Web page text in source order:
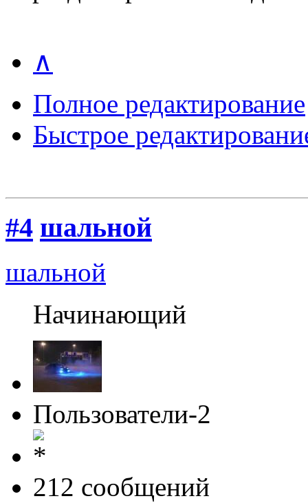
∧
Полное редактирование
Быстрое
#4 шальной
шальной
Начинающий
Пользователи-2
212 cообщений